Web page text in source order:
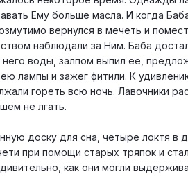
Ему больше масла. И когда
вернулся в мечеть и
наблюдали за Ним. Баба
воды, залпом выпил ее,
лампы и зажег фитили. К
гореть всю ночь. Лавочники
не лгать.
доску для сна, четыре локтя в
при помощи старых тряпок и
как они могли